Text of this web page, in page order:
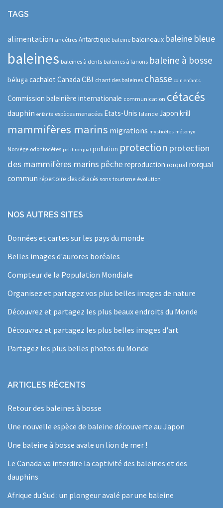
TAGS
alimentation ancêtres Antarctique baleine baleineaux baleine bleue
baleines baleines à dents baleines à fanons baleine à bosse
béluga cachalot Canada CBI chant des baleines chasse coin enfants
Commission baleinière internationale communication cétacés
dauphin enfants espèces menacées Etats-Unis Islande Japon krill
mammifères marins migrations mysticètes mésonyx
Norvège odontocètes petit rorqual pollution protection protection
des mammifères marins pêche reproduction rorqual rorqual
commun répertoire des cétacés sons tourisme évolution
NOS AUTRES SITES
Données et cartes sur les pays du monde
Belles images d'aurores boréales
Compteur de la Population Mondiale
Organisez et partagez vos plus belles images de nature
Découvrez et partagez les plus beaux endroits du Monde
Découvrez et partagez les plus belles images d'art
Partagez les plus belles photos du Monde
ARTICLES RÉCENTS
Retour des baleines à bosse
Une nouvelle espèce de baleine découverte au Japon
Une baleine à bosse avale un lion de mer !
Le Canada va interdire la captivité des baleines et des
dauphins
Afrique du Sud : un plongeur avalé par une baleine